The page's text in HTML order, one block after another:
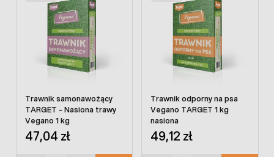
Trawnik samonawożący
TARGET - Nasiona trawy
Vegano 1 kg
47,04 zł
Trawnik odporny na psa
Vegano TARGET 1 kg
nasiona
49,12 zł